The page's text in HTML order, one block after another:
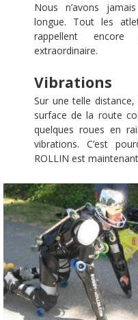
Nous n’avons
longue. Tout les
rappellent encore
extraordinaire.
Vibrations
Sur une telle
surface de la route
quelques roues en
vibrations. C’est
ROLLIN est